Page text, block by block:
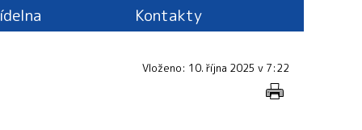
Kontakty
Vloženo: 10. října 2025 v 7:22